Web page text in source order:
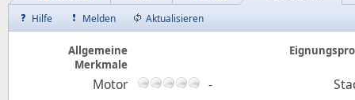
Hilfe
Melden Aktualisieren
Allgemeine
Merkmale
Motor
-